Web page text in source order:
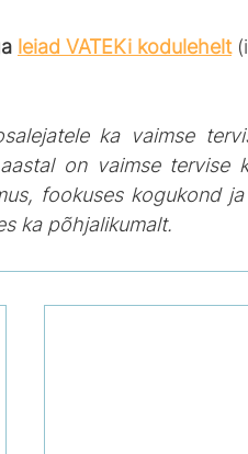
leiad VATEKi kodulehelt
ka vaimse
on vaimse tervise
fookuses kogukond
ka põhjalikumalt.